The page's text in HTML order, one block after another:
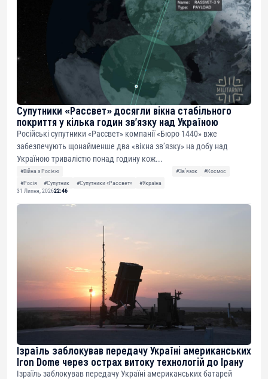
Супутники «Рассвет» досягли вікна стабільного
покриття у кілька годин зв’язку над Україною
Російські супутники «Рассвет» компанії «Бюро 1440» вже
забезпечують щонайменше два «вікна зв’язку» на добу над
Україною тривалістю понад годину кож...
#Війна з Росією #Звʼязок
#Космос
#Росія
#Супутник #Супутники «Рассвет»
#Україна
31 Липня, 202622:46
Ізраїль заблокував передачу Україні американських
Iron Dome через острах витоку технологій до Ірану
Ізраїль заблокував передачу Україні американських батарей